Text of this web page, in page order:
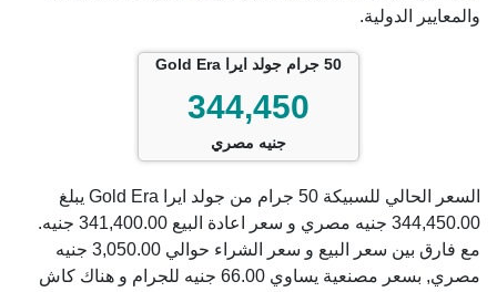
والمعايير الدولية.
50 جرام جولد ايرا Gold Era
344,450
جنيه مصري
السعر الحالي للسبيكة 50 جرام من جولد ايرا Gold Era يبلغ
344,450.00 جنيه مصري و سعر اعادة البيع 341,400.00 جنيه.
مع فارق بين سعر البيع و سعر الشراء حوالي 3,050.00 جنيه
مصري, بسعر مصنعية يساوي 66.00 جنيه للجرام و هناك كاش